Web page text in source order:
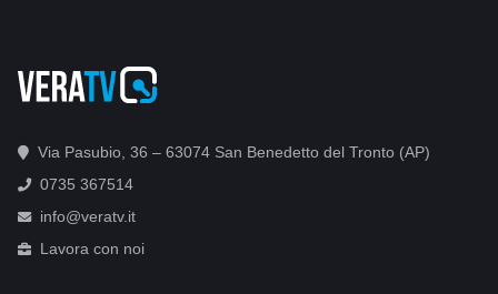
Via Pasubio, 36 – 63074 San Benedetto del Tronto (AP)
0735 367514
info@veratv.it
Lavora con noi